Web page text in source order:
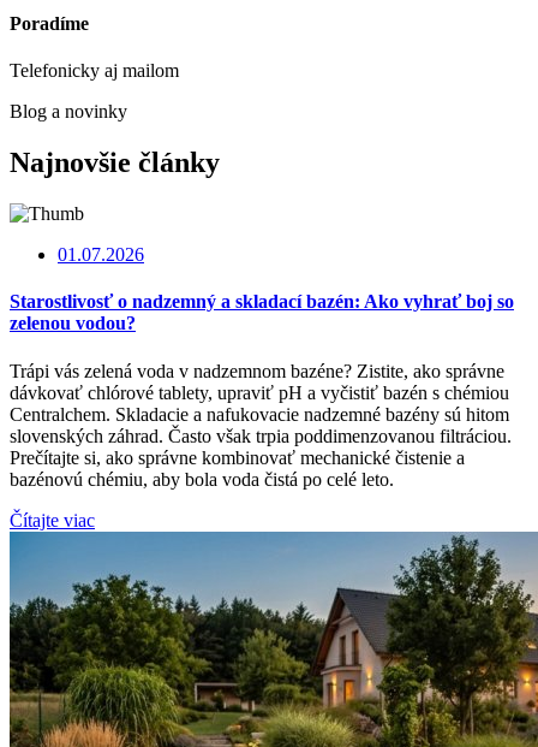
Poradíme
Telefonicky aj mailom
Blog a novinky
Najnovšie články
01.07.2026
Starostlivosť o nadzemný a skladací bazén: Ako vyhrať boj so
zelenou vodou?
Trápi vás zelená voda v nadzemnom bazéne? Zistite, ako správne
dávkovať chlórové tablety, upraviť pH a vyčistiť bazén s chémiou
Centralchem. Skladacie a nafukovacie nadzemné bazény sú hitom
slovenských záhrad. Často však trpia poddimenzovanou filtráciou.
Prečítajte si, ako správne kombinovať mechanické čistenie a
bazénovú chémiu, aby bola voda čistá po celé leto.
Čítajte viac